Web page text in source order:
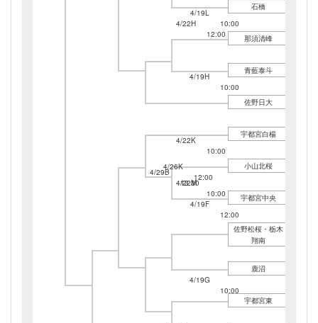
4/29B
13:30
4/22H
12:00
4/19L
10:00
石橋
4/26K
12:00
那須清峰
4/19H
10:00
青藍泰斗
4/22K
10:00
佐野日大
宇都宮白楊
4/22M
10:00
小山北桜
4/19F
12:00
宇都宮中央
佐野松桜・栃木
翔南
4/19G
10:00
鹿沼
宇都宮東